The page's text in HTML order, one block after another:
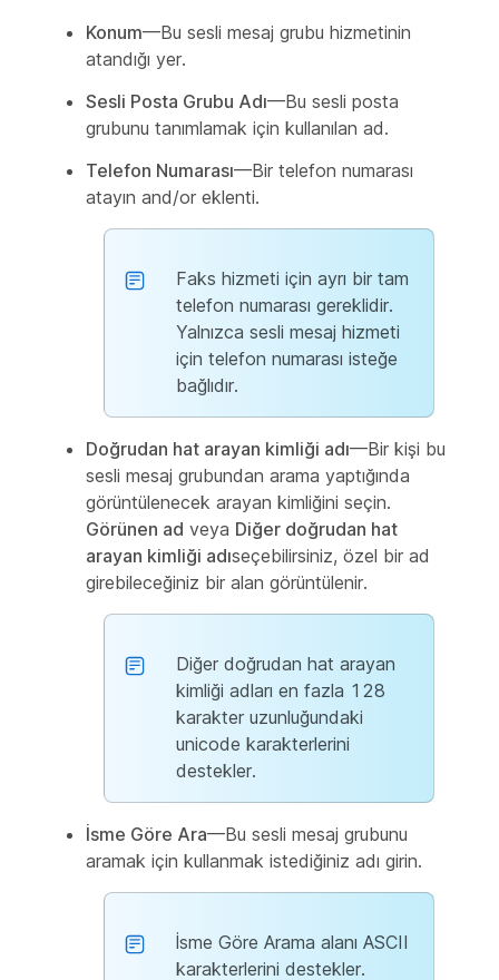
Konum—Bu sesli mesaj grubu hizmetinin
atandığı yer.
Sesli Posta Grubu Adı—Bu sesli posta
grubunu tanımlamak için kullanılan ad.
Telefon Numarası—Bir telefon numarası
atayın and/or eklenti.
Faks hizmeti için ayrı bir tam
telefon numarası gereklidir.
Yalnızca sesli mesaj hizmeti
için telefon numarası isteğe
bağlıdır.
Doğrudan hat arayan kimliği adı—Bir kişi bu
sesli mesaj grubundan arama yaptığında
görüntülenecek arayan kimliğini seçin.
Görünen ad veya Diğer doğrudan hat
arayan kimliği adıseçebilirsiniz, özel bir ad
girebileceğiniz bir alan görüntülenir.
Diğer doğrudan hat arayan
kimliği adları en fazla 128
karakter uzunluğundaki
unicode karakterlerini
destekler.
İsme Göre Ara—Bu sesli mesaj grubunu
aramak için kullanmak istediğiniz adı girin.
İsme Göre Arama alanı ASCII
karakterlerini destekler.